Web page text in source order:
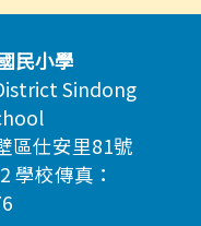
民小學
Sindong
區仕安里81號
學校傳真：